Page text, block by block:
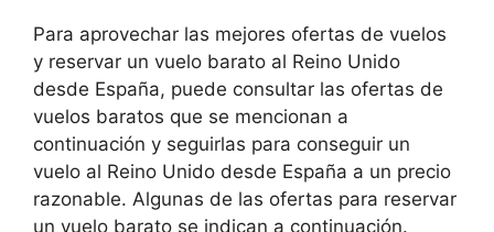
Para aprovechar las mejores ofertas de vuelos
y reservar un vuelo barato al Reino Unido
desde España, puede consultar las ofertas de
vuelos baratos que se mencionan a
continuación y seguirlas para conseguir un
vuelo al Reino Unido desde España a un precio
razonable. Algunas de las ofertas para reservar
un vuelo barato se indican a continuación.